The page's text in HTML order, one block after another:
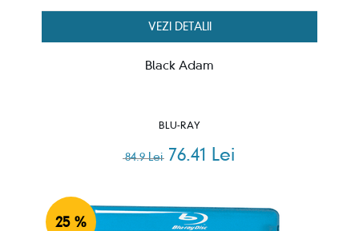
VEZI DETALII
Black Adam
BLU-RAY
84.9 Lei 76.41 Lei
25 %